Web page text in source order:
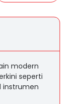
modern
seperti
instrumen